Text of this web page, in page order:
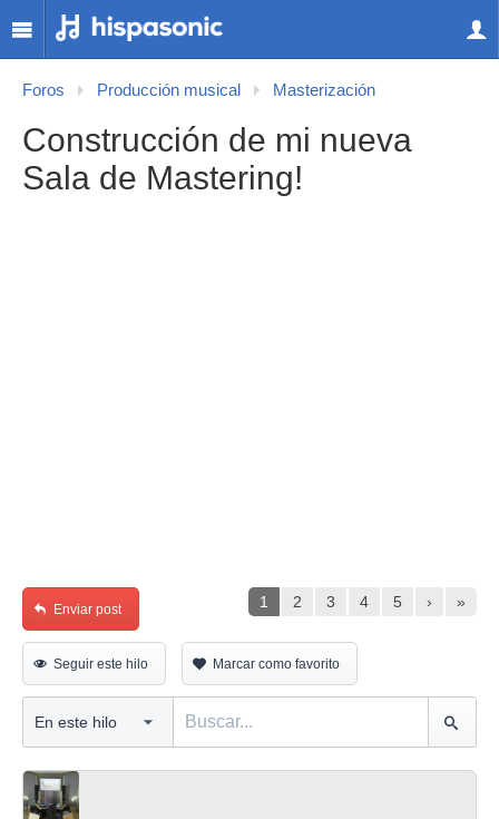
Foros Producción musical Masterización
Construcción de mi nueva
Sala de Mastering!
1 2 3 4 5 › »
Enviar post
Seguir este hilo Marcar como favorito